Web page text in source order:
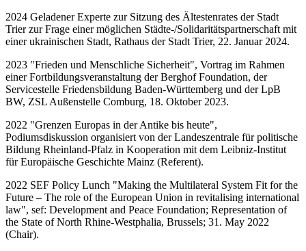
2024 Geladener Experte zur Sitzung des Ältestenrates der Stadt
Trier zur Frage einer möglichen Städte-/Solidaritätspartnerschaft mit
einer ukrainischen Stadt, Rathaus der Stadt Trier, 22. Januar 2024.
2023 "Frieden und Menschliche Sicherheit", Vortrag im Rahmen
einer Fortbildungsveranstaltung der Berghof Foundation, der
Servicestelle Friedensbildung Baden-Württemberg und der LpB
BW, ZSL Außenstelle Comburg, 18. Oktober 2023.
2022 "Grenzen Europas in der Antike bis heute",
Podiumsdiskussion organisiert von der Landeszentrale für politische
Bildung Rheinland-Pfalz in Kooperation mit dem Leibniz-Institut
für Europäische Geschichte Mainz (Referent).
2022 SEF Policy Lunch "Making the Multilateral System Fit for the
Future – The role of the European Union in revitalising international
law", sef: Development and Peace Foundation; Representation of
the State of North Rhine-Westphalia, Brussels; 31. May 2022
(Chair).